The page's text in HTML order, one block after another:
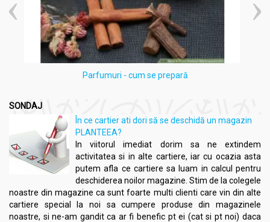
Parfumuri - cum se prepară
SONDAJ
În ce cartier ati dori să se deschidă un magazin
PLANTEEA?
In viitorul imediat dorim sa ne extindem
activitatea si in alte cartiere, iar cu ocazia asta
putem afla ce cartiere sa luam in calcul pentru
deschiderea noilor magazine. Stim de la colegele
noastre din magazine ca sunt foarte multi clienti care vin din alte
cartiere special la noi sa cumpere produse din magazinele
noastre, si ne-am gandit ca ar fi benefic pt ei (cat si pt noi) daca